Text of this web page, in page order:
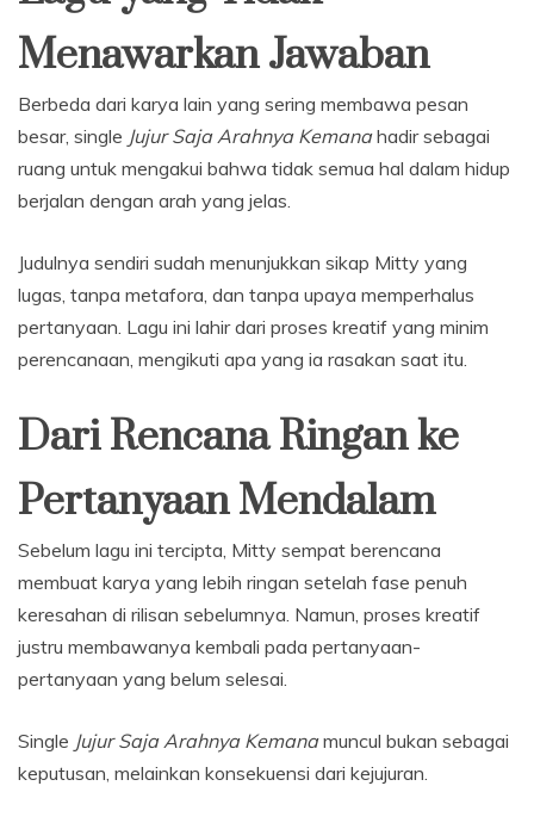
Menawarkan Jawaban
Berbeda dari karya lain yang sering membawa pesan
besar, single Jujur Saja Arahnya Kemanahadir sebagai
ruang untuk mengakui bahwa tidak semua hal dalam hidup
berjalan dengan arah yang jelas.
Judulnya sendiri sudah menunjukkan sikap Mitty yang
lugas, tanpa metafora, dan tanpa upaya memperhalus
pertanyaan. Lagu ini lahir dari proses kreatif yang minim
perencanaan, mengikuti apa yang ia rasakan saat itu.
Dari Rencana Ringan ke
Pertanyaan Mendalam
Sebelum lagu ini tercipta, Mitty sempat berencana
membuat karya yang lebih ringan setelah fase penuh
keresahan di rilisan sebelumnya. Namun, proses kreatif
justru membawanya kembali pada pertanyaan-
pertanyaan yang belum selesai.
Single Jujur Saja Arahnya Kemanamuncul bukan sebagai
keputusan, melainkan konsekuensi dari kejujuran.